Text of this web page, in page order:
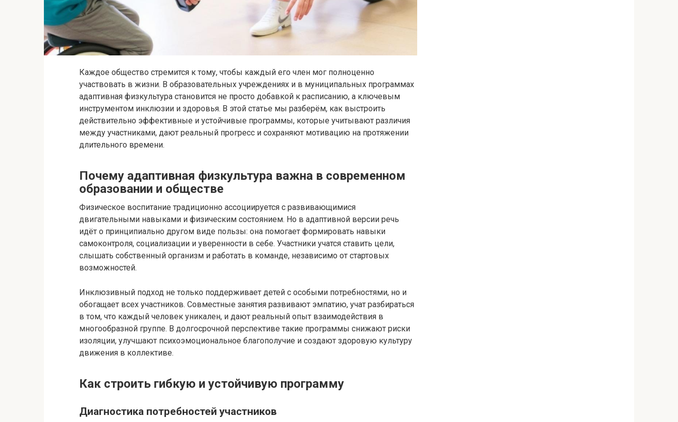
Каждое общество стремится к тому, чтобы каждый его член мог полноценно
участвовать в жизни. В образовательных учреждениях и в муниципальных программах
адаптивная физкультура становится не просто добавкой к расписанию, а ключевым
инструментом инклюзии и здоровья. В этой статье мы разберём, как выстроить
действительно эффективные и устойчивые программы, которые учитывают различия
между участниками, дают реальный прогресс и сохраняют мотивацию на протяжении
длительного времени.
Почему адаптивная физкультура важна в современном
образовании и обществе
Физическое воспитание традиционно ассоциируется с развивающимися
двигательными навыками и физическим состоянием. Но в адаптивной версии речь
идёт о принципиально другом виде пользы: она помогает формировать навыки
самоконтроля, социализации и уверенности в себе. Участники учатся ставить цели,
слышать собственный организм и работать в команде, независимо от стартовых
возможностей.
Инклюзивный подход не только поддерживает детей с особыми потребностями, но и
обогащает всех участников. Совместные занятия развивают эмпатию, учат разбираться
в том, что каждый человек уникален, и дают реальный опыт взаимодействия в
многообразной группе. В долгосрочной перспективе такие программы снижают риски
изоляции, улучшают психоэмоциональное благополучие и создают здоровую культуру
движения в коллективе.
Как строить гибкую и устойчивую программу
Диагностика потребностей участников